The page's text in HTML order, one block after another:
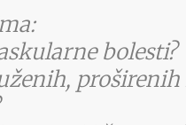
bolesti?